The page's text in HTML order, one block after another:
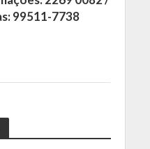
99511-7738